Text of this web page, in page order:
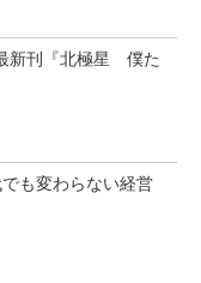
新刊『北極星 僕た
も変わらない経営